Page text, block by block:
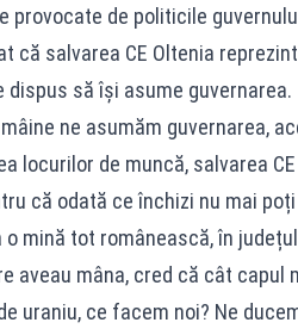
de politicile
că salvarea CE Oltenia
să își asume guvernarea.
ne asumăm guvernarea,
locurilor de muncă, salvarea
că odată ce închizi nu mai
mină tot românească, în
aveau mâna, cred că cât capul
uraniu, ce facem noi? Ne